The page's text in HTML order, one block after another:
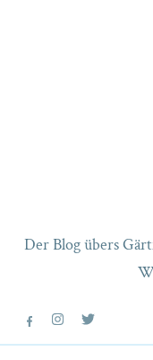
Der Blog übers